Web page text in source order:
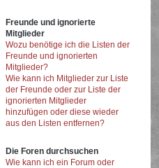
Freunde und ignorierte
Mitglieder
Wozu benötige ich die Listen der
Freunde und ignorierten
Mitglieder?
Wie kann ich Mitglieder zur Liste
der Freunde oder zur Liste der
ignorierten Mitglieder
hinzufügen oder diese wieder
aus den Listen entfernen?
Die Foren durchsuchen
Wie kann ich ein Forum oder